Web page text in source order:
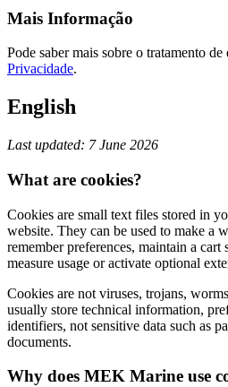
Mais Informação
Pode saber mais sobre o tratamento de
Privacidade.
English
Last updated: 7 June 2026
What are cookies?
Cookies are small text files stored in
website. They can be used to make a
remember preferences, maintain a cart
measure usage or activate optional
Cookies are not viruses, trojans,
usually store technical information,
identifiers, not sensitive data such as
documents.
Why does MEK Marine use